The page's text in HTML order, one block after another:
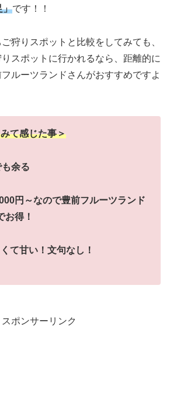
」です！！
狩りスポットと比較をしてみても、
スポットに行かれるなら、距離的に
ルーツランドさんがおすすめですよ
て感じた事＞
も余る
円～なので豊前フルーツランド
お得！
て甘い！文句なし！
スポンサーリンク